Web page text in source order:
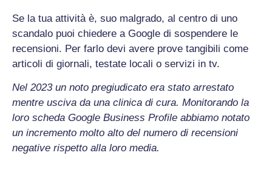
Se la tua attività è, suo malgrado, al centro di uno
scandalo puoi chiedere a Google di sospendere le
recensioni. Per farlo devi avere prove tangibili come
articoli di giornali, testate locali o servizi in tv.
Nel 2023 un noto pregiudicato era stato arrestato
mentre usciva da una clinica di cura. Monitorando la
loro scheda Google Business Profile abbiamo notato
un incremento molto alto del numero di recensioni
negative rispetto alla loro media.